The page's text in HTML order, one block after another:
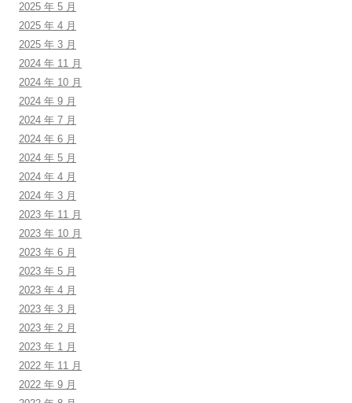
2025 年 5 月
2025 年 4 月
2025 年 3 月
2024 年 11 月
2024 年 10 月
2024 年 9 月
2024 年 7 月
2024 年 6 月
2024 年 5 月
2024 年 4 月
2024 年 3 月
2023 年 11 月
2023 年 10 月
2023 年 6 月
2023 年 5 月
2023 年 4 月
2023 年 3 月
2023 年 2 月
2023 年 1 月
2022 年 11 月
2022 年 9 月